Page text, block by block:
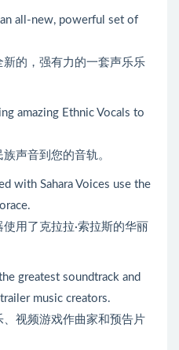
an all-new, powerful set of
的，强有力的一套声乐乐
amazing Ethnic Vocals to
声音到您的音轨。
with Sahara Voices use the
用了克拉拉·索拉斯的华丽
greatest soundtrack and
music creators.
视频游戏作曲家和预告片